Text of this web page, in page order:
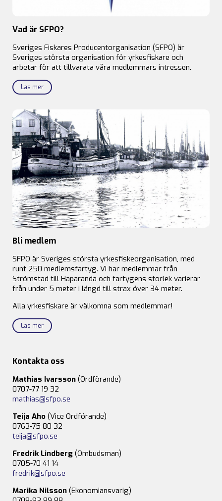
Vad är SFPO?
Sveriges Fiskares Producentorganisation (SFPO) är
Sveriges största organisation för yrkesfiskare och
arbetar för att tillvarata våra medlemmars intressen.
Läs mer
Bli medlem
SFPO är Sveriges största yrkesfiskeorganisation, med
runt 250 medlemsfartyg. Vi har medlemmar från
Strömstad till Haparanda och fartygens storlek varierar
från under 5 meter i längd till strax över 34 meter.
Alla yrkesfiskare är välkomna som medlemmar!
Läs mer
Kontakta oss
Mathias Ivarsson (Ordförande)
0707-77 19 32
mathias@sfpo.se
Teija Aho (Vice Ordförande)
0763-75 80 32
teija@sfpo.se
Fredrik Lindberg (Ombudsman)
0705-70 41 14
fredrik@sfpo.se
Marika Nilsson (Ekonomiansvarig)